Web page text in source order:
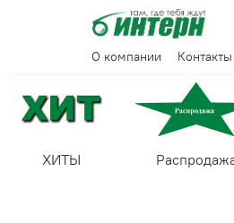
О компании Контакты
ХИТЫ